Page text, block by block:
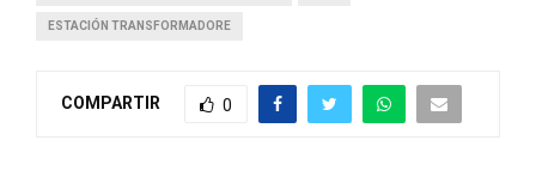
ESTACIÓN TRANSFORMADORE
COMPARTIR 0